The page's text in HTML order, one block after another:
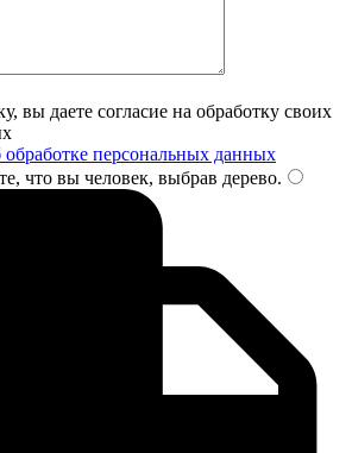
вы даете согласие на обработку своих
персональных данных
что вы человек, выбрав дерево.